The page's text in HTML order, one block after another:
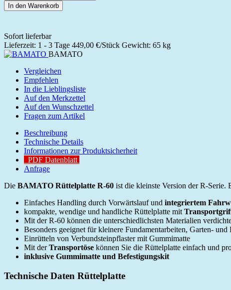
In den Warenkorb
Sofort lieferbar
Lieferzeit: 1 - 3 Tage 449,00 €/Stück Gewicht: 65 kg
BAMATO
Vergleichen
Empfehlen
In die Lieblingsliste
Auf den Merkzettel
Auf den Wunschzettel
Fragen zum Artikel
Beschreibung
Technische Details
Informationen zur Produktsicherheit
PDF Datenblatt
Anfrage
Die BAMATO Rüttelplatte R-60 ist die kleinste Version der R-Serie.
Einfaches Handling durch Vorwärtslauf und integriertem
kompakte, wendige und handliche Rüttelplatte mit
Mit der R-60 können die unterschiedlichsten Materialien
Besonders geeignet für kleinere Fundamentarbeiten, Garten-
Einrütteln von Verbundsteinpflaster mit Gummimatte
Mit derTransportöse können Sie die Rüttelplatte einfach und
inklusive Gummimatte und Befestigungskit
Technische Daten Rüttelplatte